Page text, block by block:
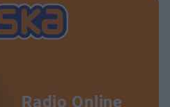
Radio Online